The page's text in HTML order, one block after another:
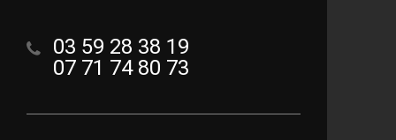
03 59 28 38 19
07 71 74 80 73